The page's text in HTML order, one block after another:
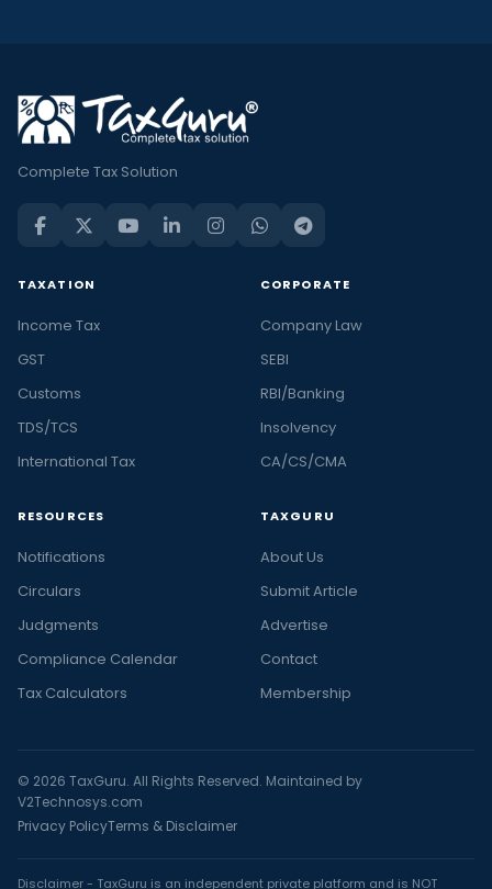
Complete Tax Solution
TAXATION
Income Tax
GST
Customs
TDS/TCS
International Tax
CORPORATE
Company Law
SEBI
RBI/Banking
Insolvency
CA/CS/CMA
RESOURCES
Notifications
Circulars
Judgments
Compliance Calendar
Tax Calculators
TAXGURU
About Us
Submit Article
Advertise
Contact
Membership
© 2026 TaxGuru. All Rights Reserved. Maintained by
V2Technosys.com
Privacy PolicyTerms & Disclaimer
Disclaimer - TaxGuru is an independent private platform and is NOT